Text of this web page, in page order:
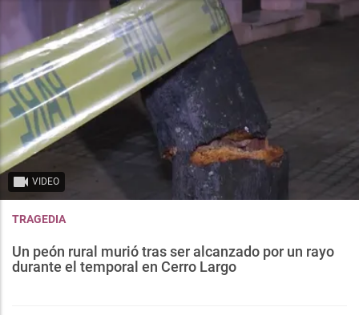
VIDEO
TRAGEDIA
Un peón rural murió tras ser alcanzado por un rayo
durante el temporal en Cerro Largo